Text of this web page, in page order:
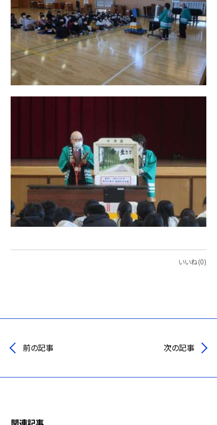
いいね(0)
前の記事 次の記事